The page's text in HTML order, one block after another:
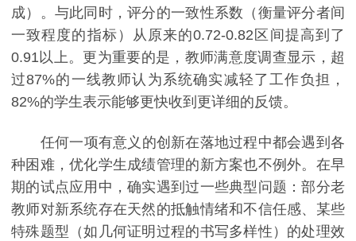
成）。与此同时，评分的一致性系数（衡量评分者间
一致程度的指标）从原来的0.72-0.82区间提高到了
0.91以上。更为重要的是，教师满意度调查显示，超
过87%的一线教师认为系统确实减轻了工作负担，
82%的学生表示能够更快收到更详细的反馈。
任何一项有意义的创新在落地过程中都会遇到各
种困难，优化学生成绩管理的新方案也不例外。在早
期的试点应用中，确实遇到过一些典型问题：部分老
教师对新系统存在天然的抵触情绪和不信任感、某些
特殊题型（如几何证明过程的书写多样性）的处理效